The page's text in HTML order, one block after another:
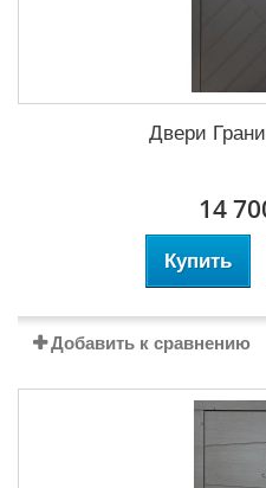
Двери
14
Купить
Добавить к сравнению